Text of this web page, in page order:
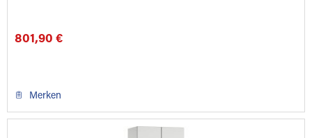
801,90 €
Merken